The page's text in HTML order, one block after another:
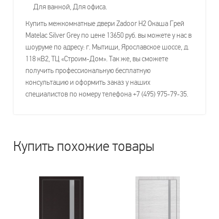
Для ванной, Для офиса.
Купить межкомнатные двери Zadoor H2 Окаша Грей
Matelac Silver Grey по цене 13650 руб. вы можете у нас в
шоуруме по адресу: г. Мытищи, Ярославское шоссе, д.
118 кВ2, ТЦ «Строим-Дом». Так же, вы сможете
получить профессиональную бесплатную
консультацию и оформить заказ у наших
специалистов по номеру телефона +7 (495) 975-79-35.
Купить похожие товары